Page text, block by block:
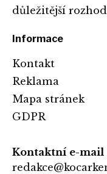
důležitější
Informace
Kontakt
Reklama
Mapa stránek
GDPR
Kontaktní e-mail